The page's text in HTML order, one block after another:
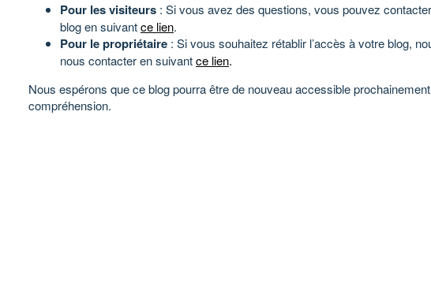
Pour les visiteurs : Si vous avez des questions, vous pouvez
blog en suivantce lien.
Pour le propriétaire : Si vous souhaitez rétablir l’accès à votre blog,
nous contacter en suivantce lien.
Nous espérons que ce blog pourra être de nouveau accessible
compréhension.